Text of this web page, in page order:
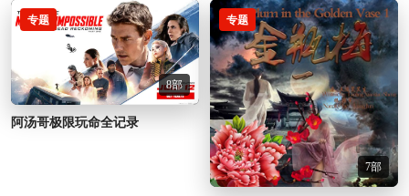
专题
8部
阿汤哥极限玩命全记录
专题
7部